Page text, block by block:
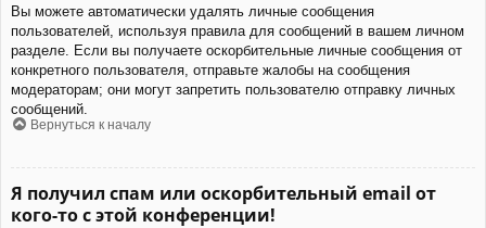
Вы можете автоматически удалять личные сообщения
пользователей, используя правила для сообщений в вашем личном
разделе. Если вы получаете оскорбительные личные сообщения от
конкретного пользователя, отправьте жалобы на сообщения
модераторам; они могут запретить пользователю отправку личных
сообщений.
Вернуться к началу
Я получил спам или оскорбительный email от
кого-то с этой конференции!